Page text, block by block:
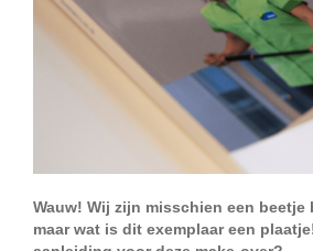
Wauw! Wij zijn misschien een beetje
maar wat is dit exemplaar een